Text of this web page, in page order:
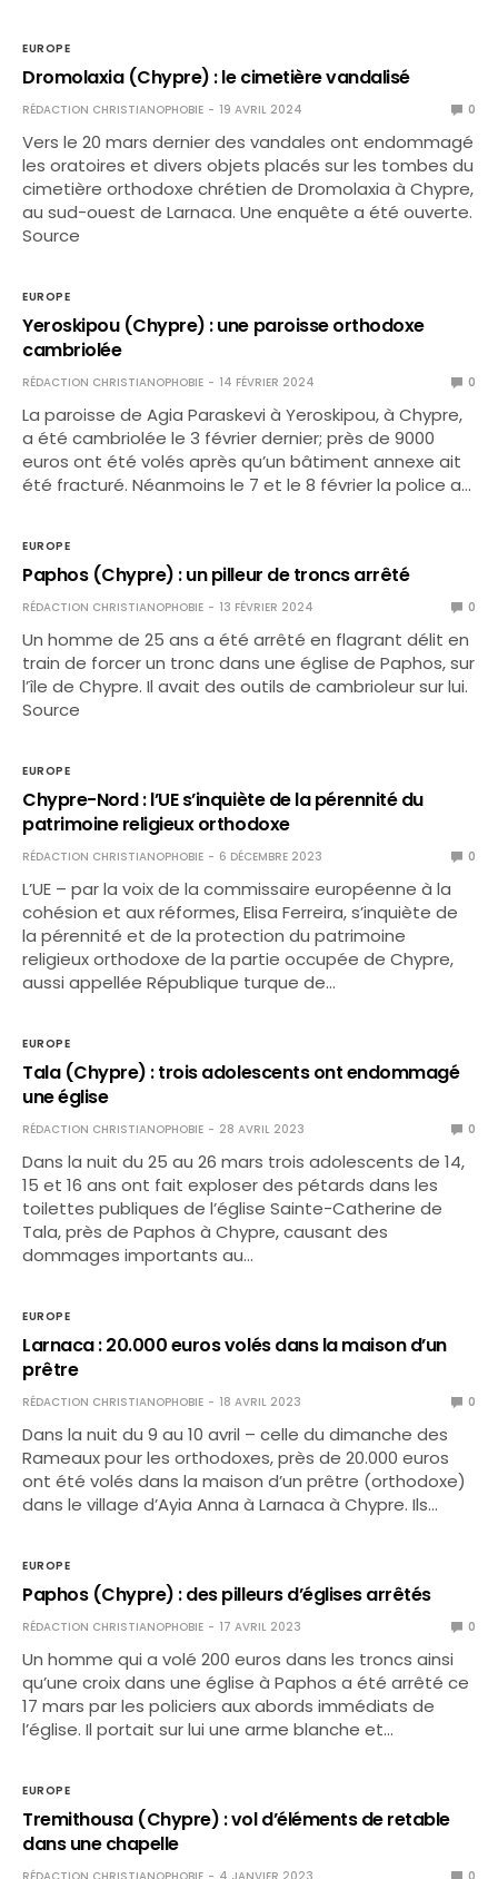
EUROPE
Dromolaxia (Chypre) : le cimetière vandalisé
RÉDACTION CHRISTIANOPHOBIE 19 AVRIL 2024 0
Vers le 20 mars dernier des vandales ont endommagé
les oratoires et divers objets placés sur les tombes du
cimetière orthodoxe chrétien de Dromolaxia à Chypre,
au sud-ouest de Larnaca. Une enquête a été ouverte.
Source
EUROPE
Yeroskipou (Chypre) : une paroisse orthodoxe
cambriolée
RÉDACTION CHRISTIANOPHOBIE 14 FÉVRIER 2024 0
La paroisse de Agia Paraskevi à Yeroskipou, à Chypre,
a été cambriolée le 3 février dernier; près de 9000
euros ont été volés après qu’un bâtiment annexe ait
été fracturé. Néanmoins le 7 et le 8 février la police a…
EUROPE
Paphos (Chypre) : un pilleur de troncs arrêté
RÉDACTION CHRISTIANOPHOBIE 13 FÉVRIER 2024 0
Un homme de 25 ans a été arrêté en flagrant délit en
train de forcer un tronc dans une église de Paphos, sur
l’île de Chypre. Il avait des outils de cambrioleur sur lui.
Source
EUROPE
Chypre-Nord : l’UE s’inquiète de la pérennité du
patrimoine religieux orthodoxe
RÉDACTION CHRISTIANOPHOBIE 6 DÉCEMBRE 2023 0
L’UE – par la voix de la commissaire européenne à la
cohésion et aux réformes, Elisa Ferreira, s’inquiète de
la pérennité et de la protection du patrimoine
religieux orthodoxe de la partie occupée de Chypre,
aussi appellée République turque de…
EUROPE
Tala (Chypre) : trois adolescents ont endommagé
une église
RÉDACTION CHRISTIANOPHOBIE 28 AVRIL 2023 0
Dans la nuit du 25 au 26 mars trois adolescents de 14,
15 et 16 ans ont fait exploser des pétards dans les
toilettes publiques de l’église Sainte-Catherine de
Tala, près de Paphos à Chypre, causant des
dommages importants au…
EUROPE
Larnaca : 20.000 euros volés dans la maison d’un
prêtre
RÉDACTION CHRISTIANOPHOBIE 18 AVRIL 2023 0
Dans la nuit du 9 au 10 avril – celle du dimanche des
Rameaux pour les orthodoxes, près de 20.000 euros
ont été volés dans la maison d’un prêtre (orthodoxe)
dans le village d’Ayia Anna à Larnaca à Chypre. Ils…
EUROPE
Paphos (Chypre) : des pilleurs d’églises arrêtés
RÉDACTION CHRISTIANOPHOBIE 17 AVRIL 2023 0
Un homme qui a volé 200 euros dans les troncs ainsi
qu’une croix dans une église à Paphos a été arrêté ce
17 mars par les policiers aux abords immédiats de
l’église. Il portait sur lui une arme blanche et…
EUROPE
Tremithousa (Chypre) : vol d’éléments de retable
dans une chapelle